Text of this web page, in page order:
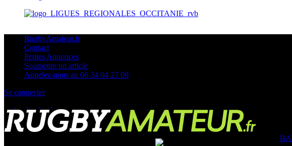
RugbyAmateur.fr
Contact
Petites Annonces
Soumettre un article
Appelez-nous au 06 34 04 27 09
Se connecter